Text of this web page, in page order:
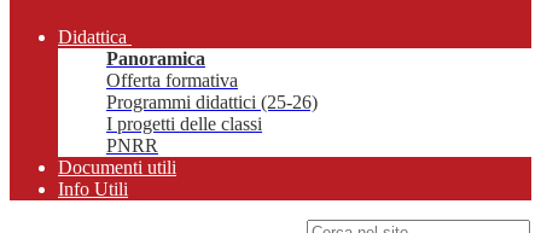
Didattica
Panoramica
Offerta formativa
Programmi didattici (25-26)
I progetti delle classi
PNRR
Documenti utili
Info Utili